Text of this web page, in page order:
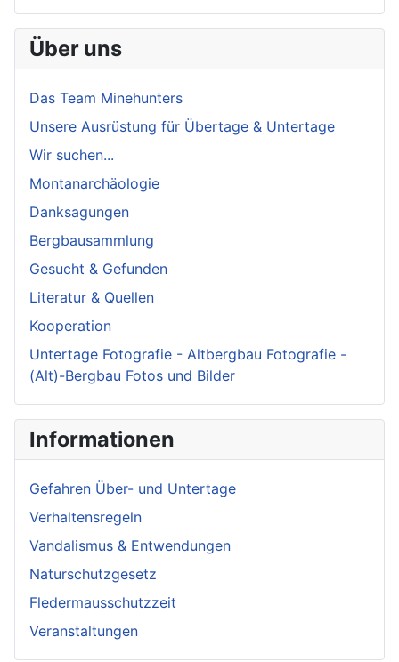
Über uns
Das Team Minehunters
Unsere Ausrüstung für Übertage & Untertage
Wir suchen...
Montanarchäologie
Danksagungen
Bergbausammlung
Gesucht & Gefunden
Literatur & Quellen
Kooperation
Untertage Fotografie - Altbergbau Fotografie -
(Alt)-Bergbau Fotos und Bilder
Informationen
Gefahren Über- und Untertage
Verhaltensregeln
Vandalismus & Entwendungen
Naturschutzgesetz
Fledermausschutzzeit
Veranstaltungen